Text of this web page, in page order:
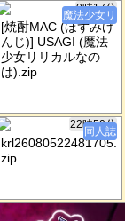
0時17分
[焼酎MAC (ほずみけ
んじ)] USAGI (魔法
少女リリカルなの
は).zip
魔法少女リ
22時50分
krl26080522481705.
zip
同人誌